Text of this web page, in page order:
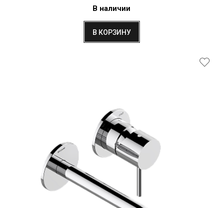
В наличии
В КОРЗИНУ